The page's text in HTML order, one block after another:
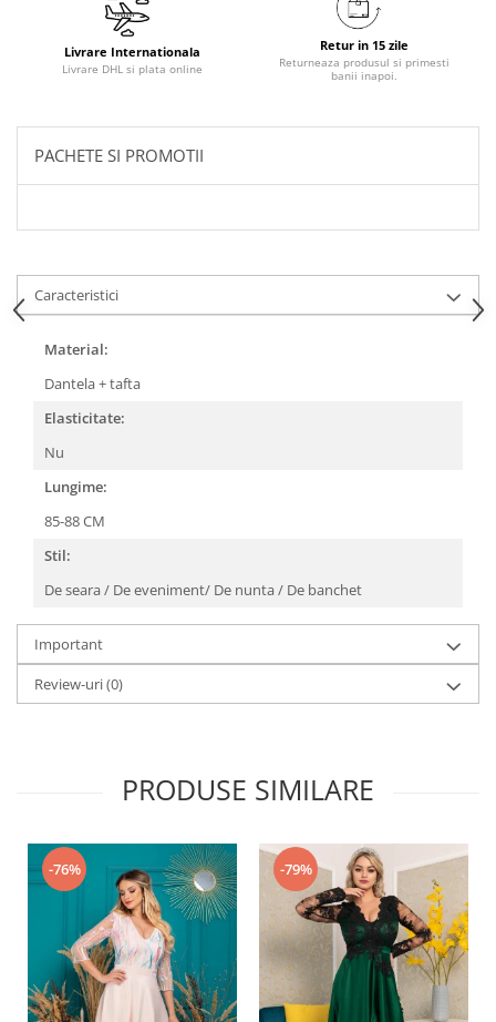
Livrare Internationala
Livrare DHL si plata online
Retur in 15 zile
Returneaza produsul si primesti
banii inapoi.
PACHETE SI PROMOTII
Caracteristici
Material:
Dantela + tafta
Elasticitate:
Nu
Lungime:
85-88 CM
Stil:
De seara / De eveniment/ De nunta / De banchet
Important
Review-uri(0)
PRODUSE SIMILARE
-76% -79%